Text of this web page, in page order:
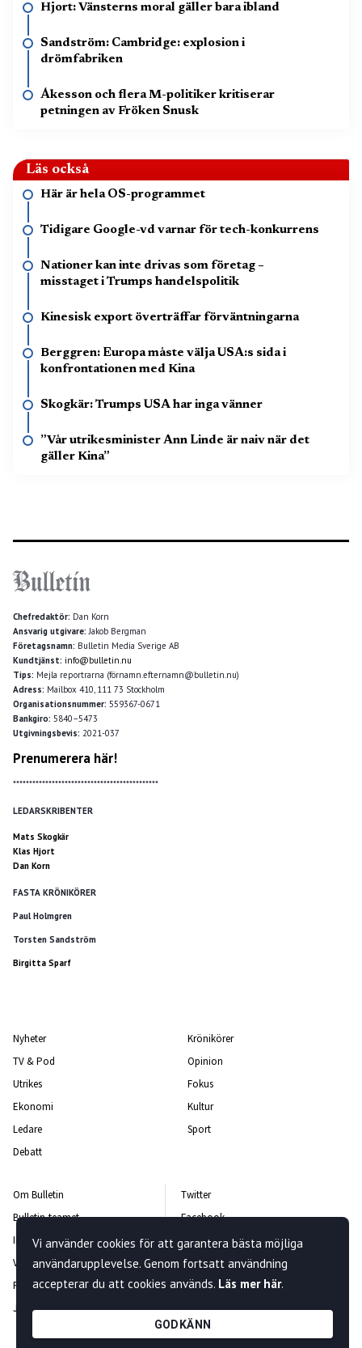
Hjort: Vänsterns moral gäller bara ibland
Sandström: Cambridge: explosion i
drömfabriken
Åkesson och flera M-politiker kritiserar
petningen av Fröken Snusk
Läs också
Här är hela OS-programmet
Tidigare Google-vd varnar för tech-konkurrens
Nationer kan inte drivas som företag –
misstaget i Trumps handelspolitik
Kinesisk export överträffar förväntningarna
Berggren: Europa måste välja USA:s sida i
konfrontationen med Kina
Skogkär: Trumps USA har inga vänner
”Vår utrikesminister Ann Linde är naiv när det
gäller Kina”
Chefredaktör: Dan Korn
Ansvarig utgivare: Jakob Bergman
Företagsnamn: Bulletin Media Sverige AB
Kundtjänst: info@bulletin.nu
Tips: Mejla reportrarna (förnamn.efternamn@bulletin.nu)
Adress: Mailbox 410, 111 73 Stockholm
Organisationsnummer: 559367-0671
Bankgiro: 5840–5473
Utgivningsbevis: 2021-037
Prenumerera här!
*********************************************
LEDARSKRIBENTER
Mats Skogkär
Klas Hjort
Dan Korn
FASTA KRÖNIKÖRER
Paul Holmgren
Torsten Sandström
Birgitta Sparf
Nyheter
TV & Pod
Utrikes
Ekonomi
Ledare
Debatt
Krönikörer
Opinion
Fokus
Kultur
Sport
Om Bulletin
Bulletin-teamet
Integritetspolicy
Vanliga frågor och svar
Rättelsepolicy
Jobba hos oss
Twitter
Facebook
Instagram
Kontakta oss
Nyhetsbrev
Vi använder cookies för att garantera bästa möjliga
användarupplevelse. Genom fortsatt användning
accepterar du att cookies används. Läs mer här.
GODKÄNN